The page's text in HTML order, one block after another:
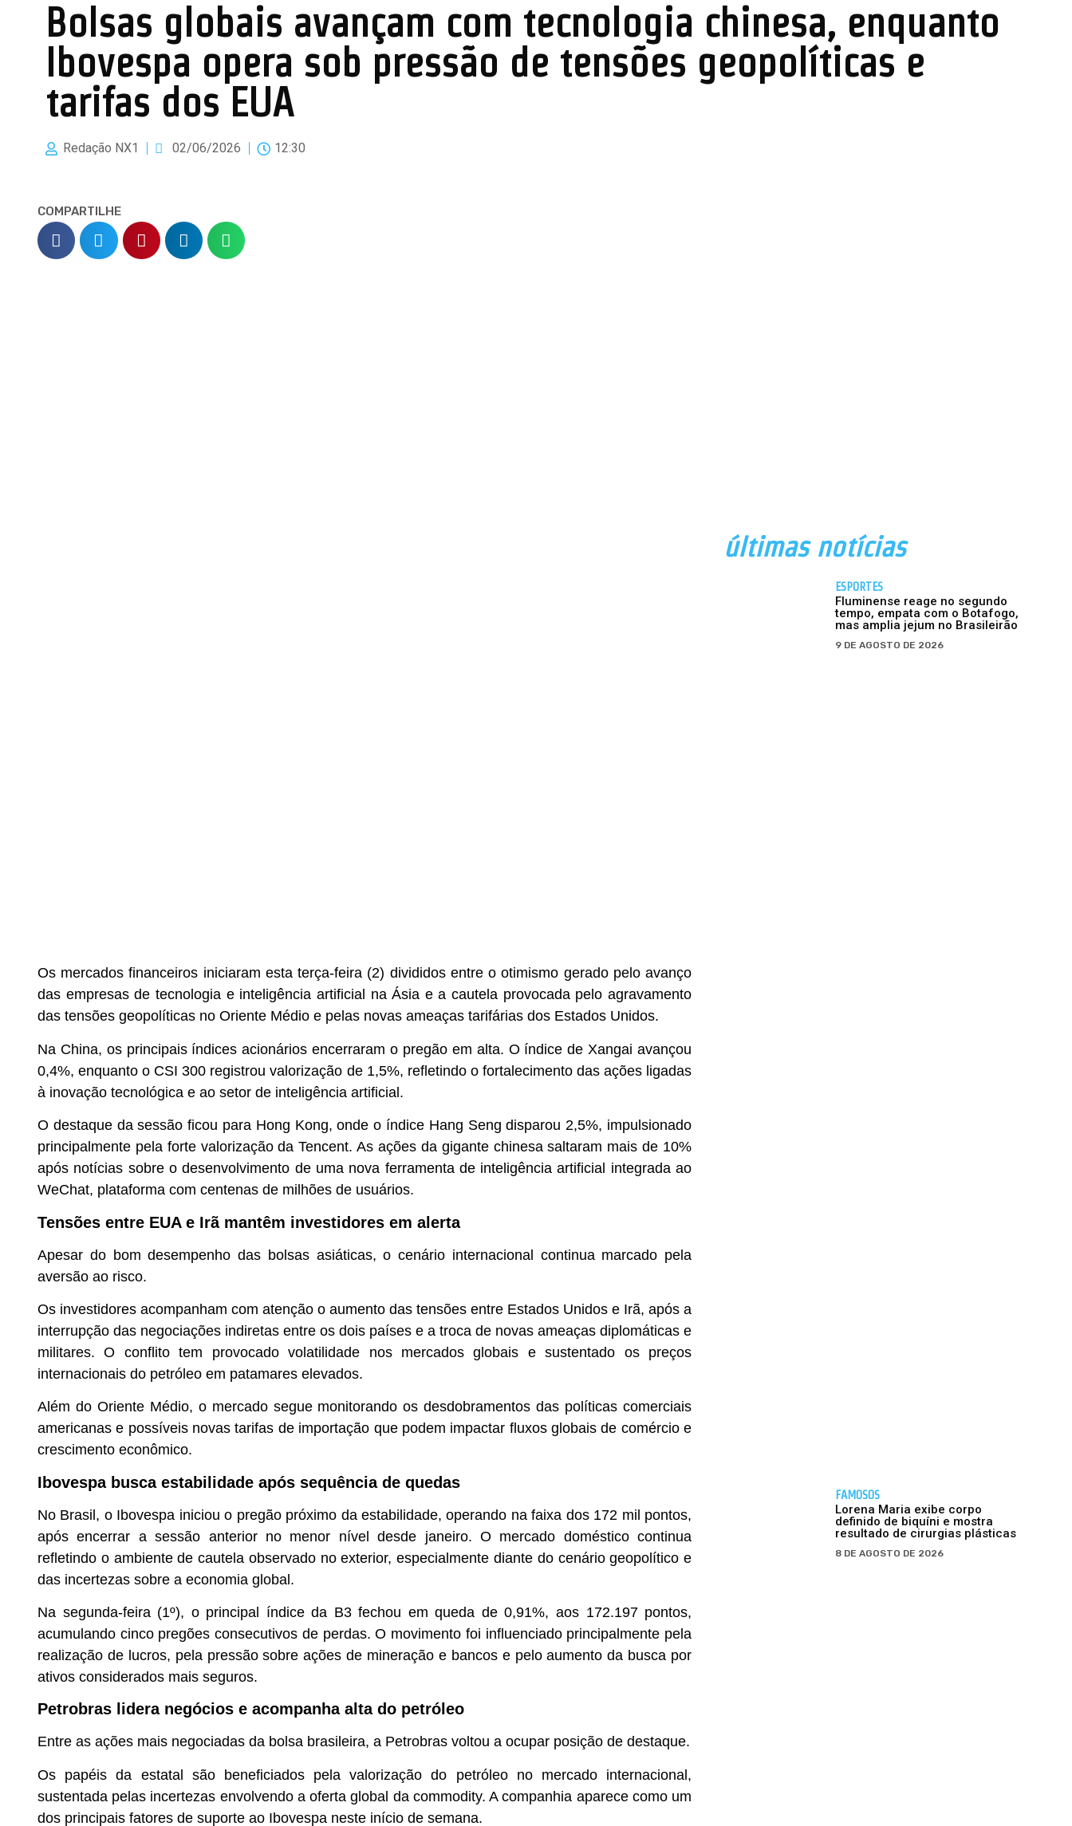
Bolsas globais avançam com tecnologia chinesa, enquanto
Ibovespa opera sob pressão de tensões geopolíticas e
tarifas dos EUA
Redação NX1 02/06/2026 12:30
COMPARTILHE
Os mercados financeiros iniciaram esta terça-feira (2) divididos entre o otimismo gerado pelo avanço
das empresas de tecnologia e inteligência artificial na Ásia e a cautela provocada pelo agravamento
das tensões geopolíticas no Oriente Médio e pelas novas ameaças tarifárias dos Estados Unidos.
Na China, os principais índices acionários encerraram o pregão em alta. O índice de Xangai avançou
0,4%, enquanto o CSI 300 registrou valorização de 1,5%, refletindo o fortalecimento das ações ligadas
à inovação tecnológica e ao setor de inteligência artificial.
O destaque da sessão ficou para Hong Kong, onde o índice Hang Seng disparou 2,5%, impulsionado
principalmente pela forte valorização da Tencent. As ações da gigante chinesa saltaram mais de 10%
após notícias sobre o desenvolvimento de uma nova ferramenta de inteligência artificial integrada ao
WeChat, plataforma com centenas de milhões de usuários.
Tensões entre EUA e Irã mantêm investidores em alerta
Apesar do bom desempenho das bolsas asiáticas, o cenário internacional continua marcado pela
aversão ao risco.
Os investidores acompanham com atenção o aumento das tensões entre Estados Unidos e Irã, após a
interrupção das negociações indiretas entre os dois países e a troca de novas ameaças diplomáticas e
militares. O conflito tem provocado volatilidade nos mercados globais e sustentado os preços
internacionais do petróleo em patamares elevados.
Além do Oriente Médio, o mercado segue monitorando os desdobramentos das políticas comerciais
americanas e possíveis novas tarifas de importação que podem impactar fluxos globais de comércio e
crescimento econômico.
Ibovespa busca estabilidade após sequência de quedas
No Brasil, o Ibovespa iniciou o pregão próximo da estabilidade, operando na faixa dos 172 mil pontos,
após encerrar a sessão anterior no menor nível desde janeiro. O mercado doméstico continua
refletindo o ambiente de cautela observado no exterior, especialmente diante do cenário geopolítico e
das incertezas sobre a economia global.
Na segunda-feira (1º), o principal índice da B3 fechou em queda de 0,91%, aos 172.197 pontos,
acumulando cinco pregões consecutivos de perdas. O movimento foi influenciado principalmente pela
realização de lucros, pela pressão sobre ações de mineração e bancos e pelo aumento da busca por
ativos considerados mais seguros.
Petrobras lidera negócios e acompanha alta do petróleo
Entre as ações mais negociadas da bolsa brasileira, a Petrobras voltou a ocupar posição de destaque.
Os papéis da estatal são beneficiados pela valorização do petróleo no mercado internacional,
sustentada pelas incertezas envolvendo a oferta global da commodity. A companhia aparece como um
dos principais fatores de suporte ao Ibovespa neste início de semana.
últimas notícias
ESPORTES
Fluminense reage no segundo
tempo, empata com o Botafogo,
mas amplia jejum no Brasileirão
9 DE AGOSTO DE 2026
FAMOSOS
Lorena Maria exibe corpo
definido de biquíni e mostra
resultado de cirurgias plásticas
8 DE AGOSTO DE 2026